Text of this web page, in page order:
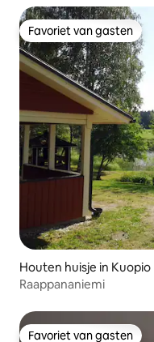
Favoriet van gasten
Favoriet van gasten
Houten huisje in Kuopio
Raappananiemi
Favoriet van gasten